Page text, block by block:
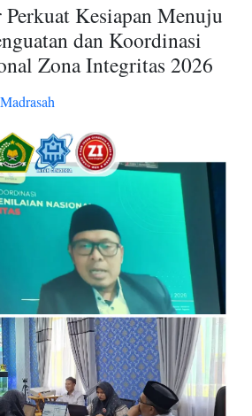
Kesiapan Menuju
dan Koordinasi
Zona Integritas 2026
Madrasah